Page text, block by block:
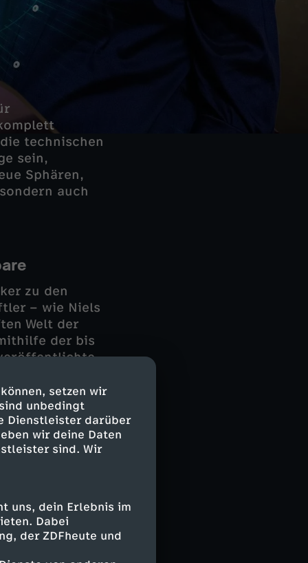
setzen wir
unbedingt
Dienstleister darüber
wir deine Daten
sind. Wir
uns, dein Erlebnis im
Dabei
der ZDFheute und
technischen
sein,
Sphären,
auch
zu den
– wie Niels
Welt der
der bis
zeigte, dass
sie sich
der
mittels rein
Allerkleinsten
und